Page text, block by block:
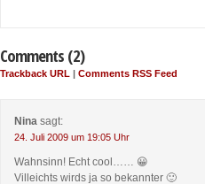
Comments (2)
Trackback URL | Comments RSS Feed
Nina sagt:
24. Juli 2009 um 19:05 Uhr
Wahnsinn! Echt cool…… 😀
Villeichts wirds ja so bekannter 🙂